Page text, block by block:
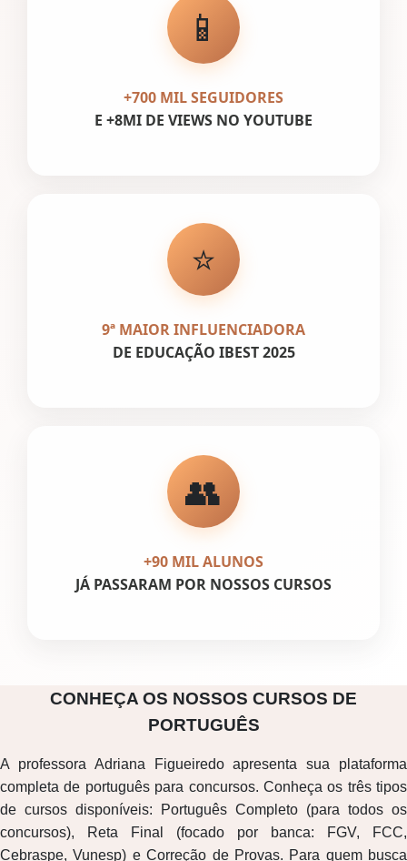
📱
+700 MIL SEGUIDORES
E +8MI DE VIEWS NO YOUTUBE
⭐
9ª MAIOR INFLUENCIADORA
DE EDUCAÇÃO IBEST 2025
👥
+90 MIL ALUNOS
JÁ PASSARAM POR NOSSOS CURSOS
CONHEÇA OS NOSSOS CURSOS DE
PORTUGUÊS
A professora Adriana Figueiredo apresenta sua plataforma
completa de português para concursos. Conheça os três tipos
de cursos disponíveis: Português Completo (para todos os
concursos), Reta Final (focado por banca: FGV, FCC,
Cebraspe, Vunesp) e Correção de Provas. Para quem busca